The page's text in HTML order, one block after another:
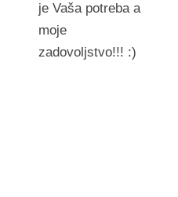
je Vaša potreba a
moje
zadovoljstvo!!! :)